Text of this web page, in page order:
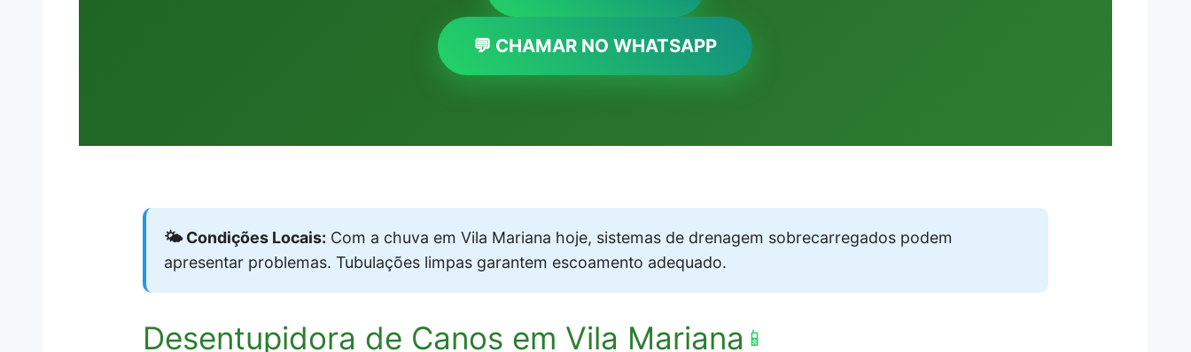
💬 CHAMAR NO WHATSAPP
🌤️ Condições Locais: Com a chuva em Vila Mariana hoje, sistemas de drenagem sobrecarregados podem
apresentar problemas. Tubulações limpas garantem escoamento adequado.
Desentupidora de Canos em Vila Mariana 📱